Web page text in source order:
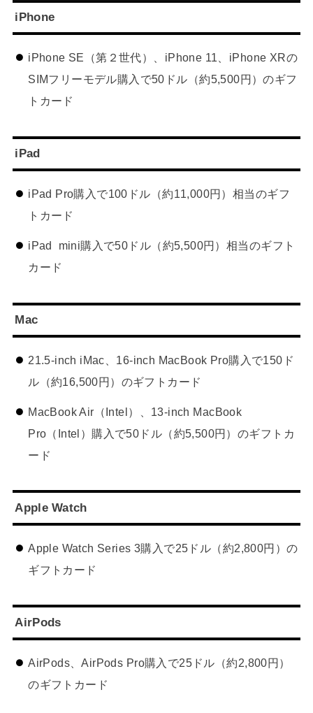
iPhone
iPhone SE（第２世代）、iPhone 11、iPhone XRの
SIMフリーモデル購入で50ドル（約5,500円）のギフ
トカード
iPad
iPad Pro購入で100ドル（約11,000円）相当のギフ
トカード
iPad mini購入で50ドル（約5,500円）相当のギフト
カード
Mac
21.5-inch iMac、16-inch MacBook Pro購入で150ド
ル（約16,500円）のギフトカード
MacBook Air（Intel）、13-inch MacBook
Pro（Intel）購入で50ドル（約5,500円）のギフトカ
ード
Apple Watch
Apple Watch Series 3購入で25ドル（約2,800円）の
ギフトカード
AirPods
AirPods、AirPods Pro購入で25ドル（約2,800円）
のギフトカード